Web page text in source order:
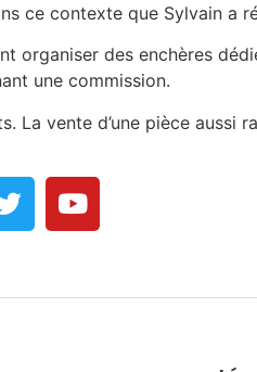
ce contexte que Sylvain a
organiser des enchères
une commission.
La vente d’une pièce